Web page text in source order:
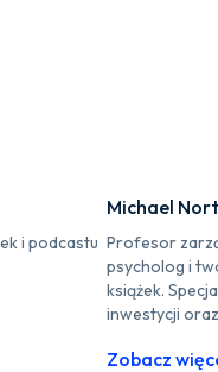
i podcastu
Michael
Profesor
psycholog i
książek.
inwestycji
Zobacz